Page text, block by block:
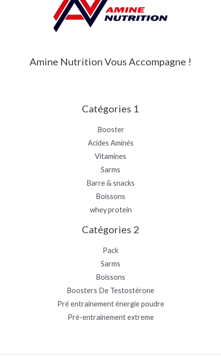
Amine Nutrition Vous Accompagne !
Catégories 1
Booster
Acides Aminés
Vitamines
Sarms
Barre & snacks
Boissons
whey protein
Catégories 2
Pack
Sarms
Boissons
Boosters De Testostérone
Pré entrainement énergie poudre
Pré-entrainement extreme